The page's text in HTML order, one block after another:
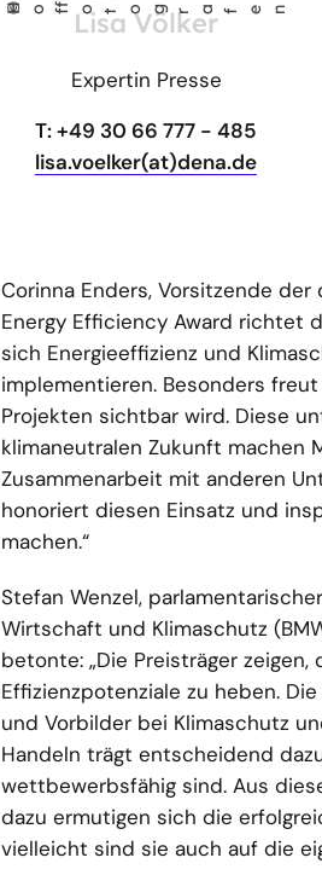
©
Ho f
fo t
og r
a fen
Lisa Völker
Expertin Presse
T: +49 30 66 777 - 485
lisa.voelker(at)dena.de
Corinna Enders, Vorsitzende
Energy Efficiency Award richtet
sich Energieeffizienz und
implementieren. Besonders
Projekten sichtbar wird. Diese
klimaneutralen Zukunft machen
Zusammenarbeit mit anderen
honoriert diesen Einsatz und
machen.“
Stefan Wenzel,
Wirtschaft und Klimaschutz
betonte: „Die Preisträger
Effizienzpotenziale zu heben.
und Vorbilder bei Klimaschutz
Handeln trägt entscheidend
wettbewerbsfähig sind. Aus
dazu ermutigen sich die
vielleicht sind sie auch auf die